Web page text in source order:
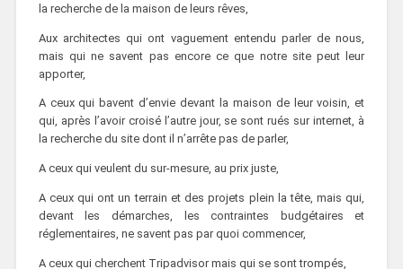
la recherche de la maison de leurs rêves,
Aux architectes qui ont vaguement entendu parler de nous,
mais qui ne savent pas encore ce que notre site peut leur
apporter,
A ceux qui bavent d’envie devant la maison de leur voisin, et
qui, après l’avoir croisé l’autre jour, se sont rués sur internet, à
la recherche du site dont il n’arrête pas de parler,
A ceux qui veulent du sur-mesure, au prix juste,
A ceux qui ont un terrain et des projets plein la tête, mais qui,
devant les démarches, les contraintes budgétaires et
réglementaires, ne savent pas par quoi commencer,
A ceux qui cherchent Tripadvisor mais qui se sont trompés,